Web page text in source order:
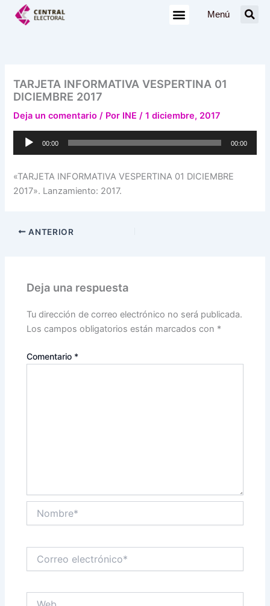
Menú
TARJETA INFORMATIVA VESPERTINA 01
DICIEMBRE 2017
Deja un comentario / Por INE/1 diciembre, 2017
Reproductor
00:00 00:00
«TARJETA INFORMATIVA VESPERTINA 01 DICIEMBRE
2017». Lanzamiento: 2017.
ANTERIOR
Deja una respuesta
Tu dirección de correo electrónico no será publicada.
Los campos obligatorios están marcados con *
Comentario *
electrónico*